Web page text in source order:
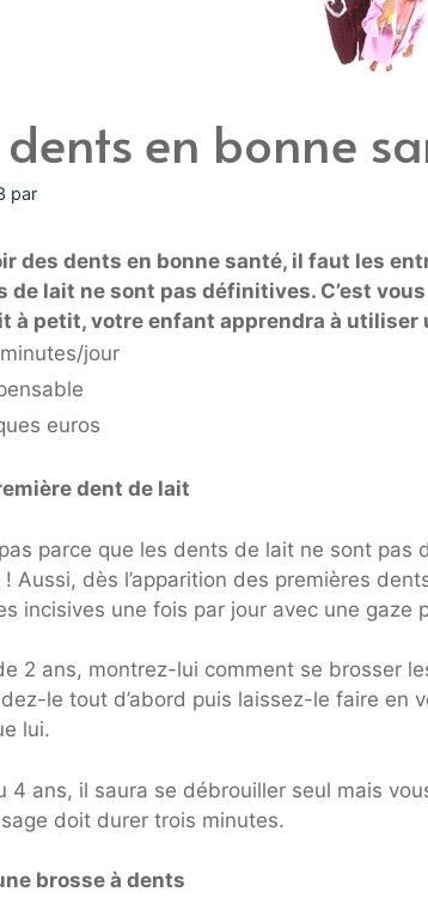
dents en bonne
par
des dents en bonne santé, il faut les
de lait ne sont pas définitives. C’est
à petit, votre enfant apprendra à utiliser
jour
euros
dent de lait
pas parce que les dents de lait ne sont pas
! Aussi, dès l’apparition des premières
incisives une fois par jour avec une gaze
2 ans, montrez-lui comment se brosser
le tout d’abord puis laissez-le faire en
lui.
4 ans, il saura se débrouiller seul mais
doit durer trois minutes.
brosse à dents